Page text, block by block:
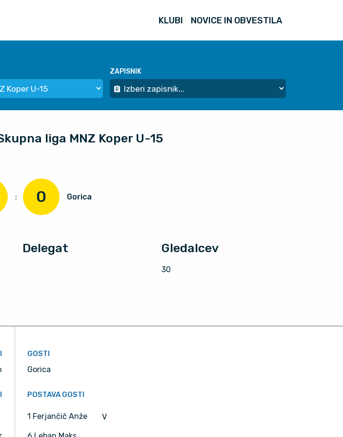
KLUBI NOVICE IN OBVESTILA
ZAPISNIK
liga MNZ Koper U-15
: 0 Gorica
Delegat Gledalcev
30
GOSTI
Gorica
POSTAVA GOSTI
1 Ferjančič Anže V